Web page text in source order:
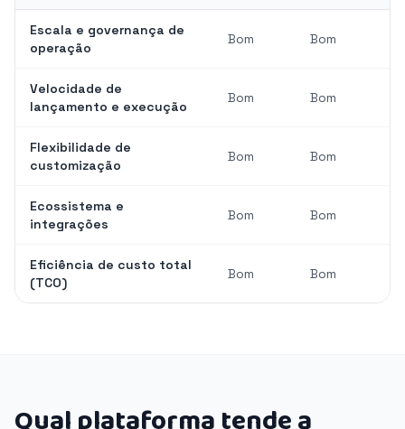
Escala e governança de
operação
Bom Bom
Velocidade de
lançamento e execução
Bom Bom
Flexibilidade de
customização
Bom Bom
Ecossistema e
integrações
Bom Bom
Eficiência de custo total
(TCO)
Bom Bom